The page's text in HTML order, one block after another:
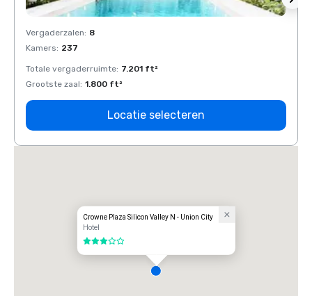
Vergaderzalen: 8
Kamers: 237
Totale vergaderruimte: 7.201 ft²
Grootste zaal: 1.800 ft²
Locatie selecteren
Crowne Plaza Silicon Valley N - Union City
Hotel
3 van 5